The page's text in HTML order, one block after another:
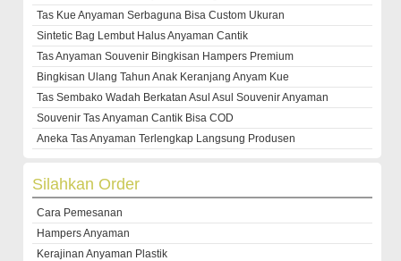
Tas Kue Anyaman Serbaguna Bisa Custom Ukuran
Sintetic Bag Lembut Halus Anyaman Cantik
Tas Anyaman Souvenir Bingkisan Hampers Premium
Bingkisan Ulang Tahun Anak Keranjang Anyam Kue
Tas Sembako Wadah Berkatan Asul Asul Souvenir Anyaman
Souvenir Tas Anyaman Cantik Bisa COD
Aneka Tas Anyaman Terlengkap Langsung Produsen
Silahkan Order
Cara Pemesanan
Hampers Anyaman
Kerajinan Anyaman Plastik